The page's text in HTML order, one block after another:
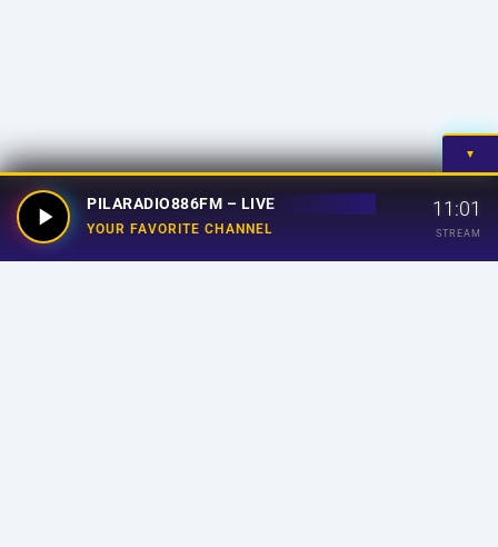
▼
PILARADIO886FM – LIVE
YOUR FAVORITE CHANNEL
11:01
STREAM